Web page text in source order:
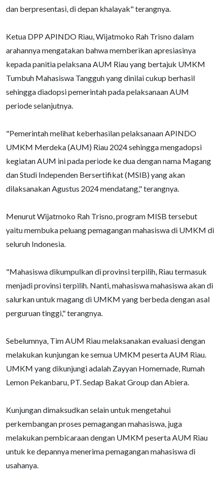
dan berpresentasi, di depan khalayak" terangnya.
Ketua DPP APINDO Riau, Wijatmoko Rah Trisno dalam
arahannya mengatakan bahwa memberikan apresiasinya
kepada panitia pelaksana AUM Riau yang bertajuk UMKM
Tumbuh Mahasiswa Tangguh yang dinilai cukup berhasil
sehingga diadopsi pemerintah pada pelaksanaan AUM
periode selanjutnya.
"Pemerintah melihat keberhasilan pelaksanaan APINDO
UMKM Merdeka (AUM) Riau 2024 sehingga mengadopsi
kegiatan AUM ini pada periode ke dua dengan nama Magang
dan Studi Independen Bersertifikat (MSIB) yang akan
dilaksanakan Agustus 2024 mendatang," terangnya.
Menurut Wijatmoko Rah Trisno, program MISB tersebut
yaitu membuka peluang pemagangan mahasiswa di UMKM di
seluruh Indonesia.
"Mahasiswa dikumpulkan di provinsi terpilih, Riau termasuk
menjadi provinsi terpilih. Nanti, mahasiswa mahasiswa akan di
salurkan untuk magang di UMKM yang berbeda dengan asal
perguruan tinggi," terangnya.
Sebelumnya, Tim AUM Riau melaksanakan evaluasi dengan
melakukan kunjungan ke semua UMKM peserta AUM Riau.
UMKM yang dikunjungi adalah Zayyan Homemade, Rumah
Lemon Pekanbaru, PT. Sedap Bakat Group dan Abiera.
Kunjungan dimaksudkan selain untuk mengetahui
perkembangan proses pemagangan mahasiswa, juga
melakukan pembicaraan dengan UMKM peserta AUM Riau
untuk ke depannya menerima pemagangan mahasiswa di
usahanya.